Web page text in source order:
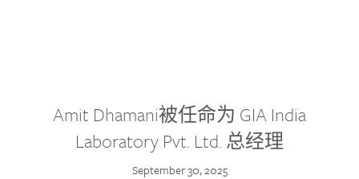
Amit Dhamani被任命为 GIA India
Laboratory Pvt. Ltd. 总经理
September 30, 2025